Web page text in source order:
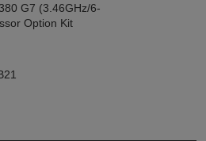
G7 (3.46GHz/6-
Option Kit